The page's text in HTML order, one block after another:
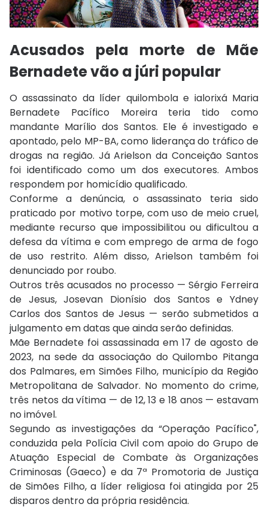
Acusados pela morte de Mãe
Bernadete vão a júri popular
O assassinato da líder quilombola e ialorixá Maria
Bernadete Pacífico Moreira teria tido como
mandante Marílio dos Santos. Ele é investigado e
apontado, pelo MP-BA, como liderança do tráfico de
drogas na região. Já Arielson da Conceição Santos
foi identificado como um dos executores. Ambos
respondem por homicídio qualificado.
Conforme a denúncia, o assassinato teria sido
praticado por motivo torpe, com uso de meio cruel,
mediante recurso que impossibilitou ou dificultou a
defesa da vítima e com emprego de arma de fogo
de uso restrito. Além disso, Arielson também foi
denunciado por roubo.
Outros três acusados no processo — Sérgio Ferreira
de Jesus, Josevan Dionísio dos Santos e Ydney
Carlos dos Santos de Jesus — serão submetidos a
julgamento em datas que ainda serão definidas.
Mãe Bernadete foi assassinada em 17 de agosto de
2023, na sede da associação do Quilombo Pitanga
dos Palmares, em Simões Filho, município da Região
Metropolitana de Salvador. No momento do crime,
três netos da vítima — de 12, 13 e 18 anos — estavam
no imóvel.
Segundo as investigações da “Operação Pacífico",
conduzida pela Polícia Civil com apoio do Grupo de
Atuação Especial de Combate às Organizações
Criminosas (Gaeco) e da 7ª Promotoria de Justiça
de Simões Filho, a líder religiosa foi atingida por 25
disparos dentro da própria residência.